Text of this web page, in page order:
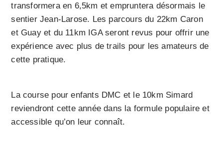
transformera en 6,5km et empruntera désormais le
sentier Jean-Larose. Les parcours du 22km Caron
et Guay et du 11km IGA seront revus pour offrir une
expérience avec plus de trails pour les amateurs de
cette pratique.
La course pour enfants DMC et le 10km Simard
reviendront cette année dans la formule populaire et
accessible qu’on leur connaît.